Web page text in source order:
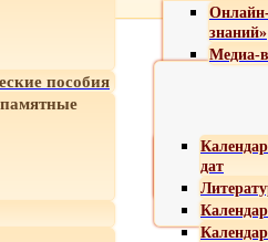
знаний»
Медиа-
пособия
дат